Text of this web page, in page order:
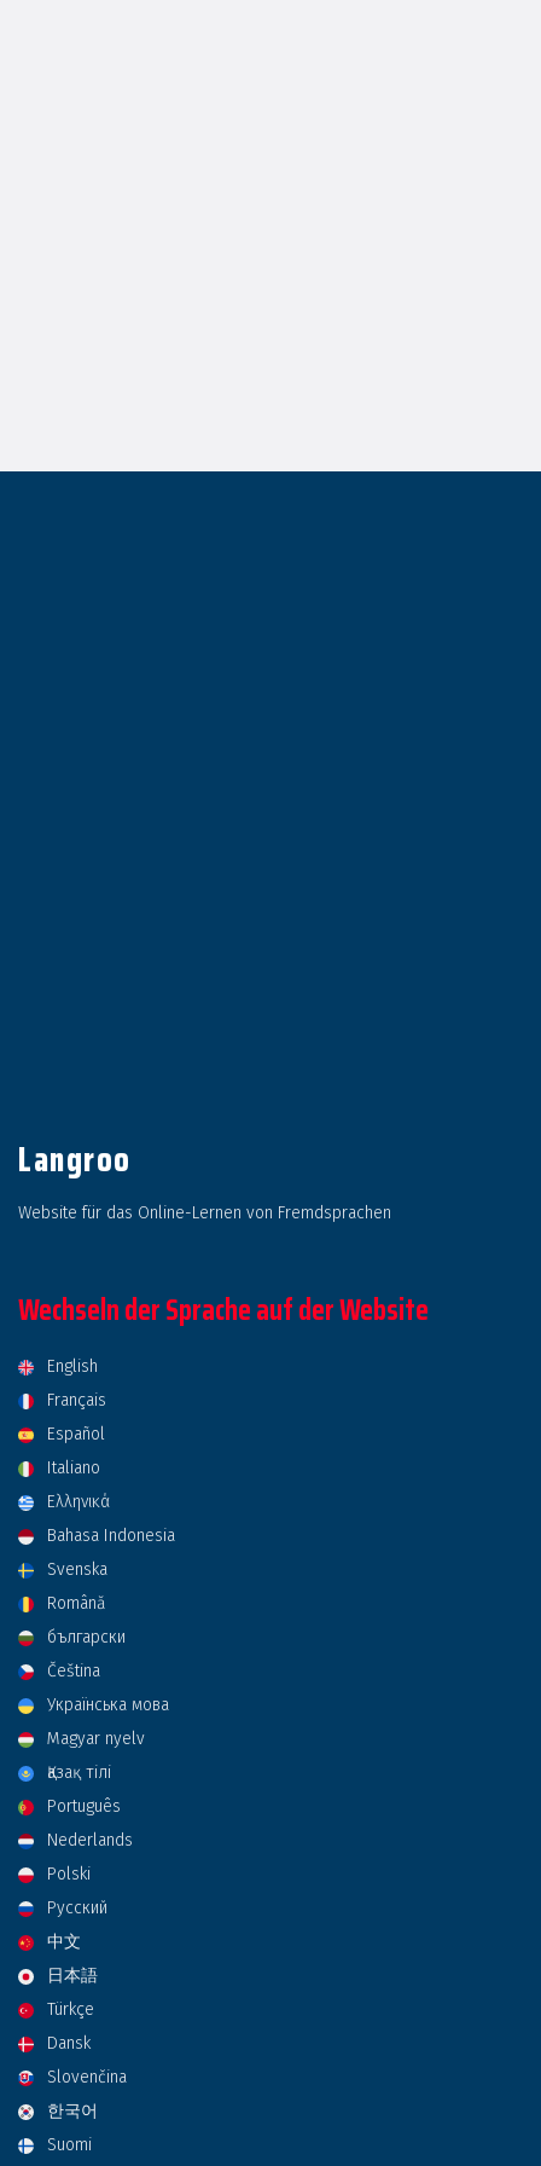
Langroo
Website für das Online-Lernen von Fremdsprachen
Wechseln der Sprache auf der Website
English
Français
Español
Italiano
Ελληνικά
Bahasa Indonesia
Svenska
Română
български
Čeština
Українська мова
Magyar nyelv
Қазақ тілі
Português
Nederlands
Polski
Русский
中文
日本語
Türkçe
Dansk
Slovenčina
한국어
Suomi